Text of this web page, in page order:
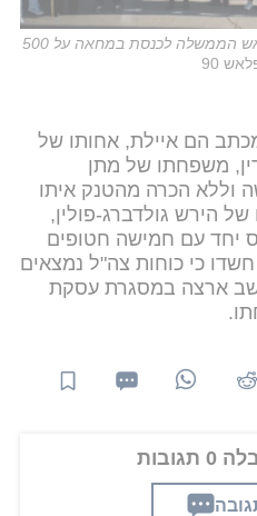
משפחות חטופים צועדות מבית ראש הממשלה לכנסת במחאה על 500
90
הם איילת, אחותו של
משפחתו של מתן
וללא הכרה מהטנק איתו
הירש גולדברג-פולין,
יחד עם חמישה חטופים
כי כוחות צה"ל נמצאים
ארצה במסגרת עסקת